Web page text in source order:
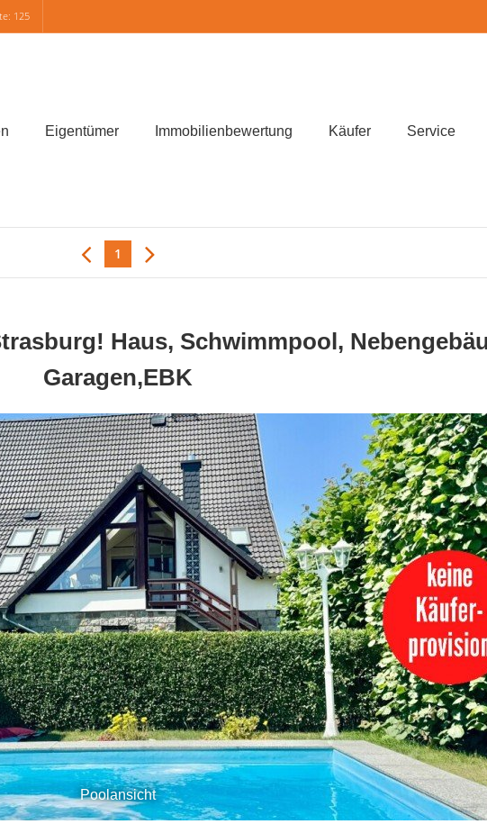
125
Eigentümer Immobilienbewertung Käufer Service
1
Haus, Schwimmpool,
Garagen,EBK
Poolansicht